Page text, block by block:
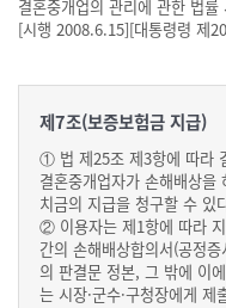
결혼중개업의 관리에 관한 법률
[시행 2008.6.15][대통령령 제
제7조(보증보험금 지급)
① 법 제25조 제3항에 따라
결혼중개업자가 손해배상을
치금의 지급을 청구할 수 있
② 이용자는 제1항에 따라
간의 손해배상합의서(공정
의 판결문 정본, 그 밖에 이
는 시장·군수·구청장에게 제